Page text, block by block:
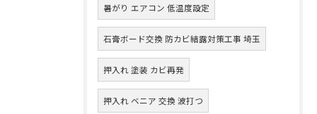
暑がり エアコン 低温度設定
石膏ボード交換 防カビ結露対策工事 埼玉
押入れ 塗装 カビ再発
押入れ ベニア 交換 波打つ